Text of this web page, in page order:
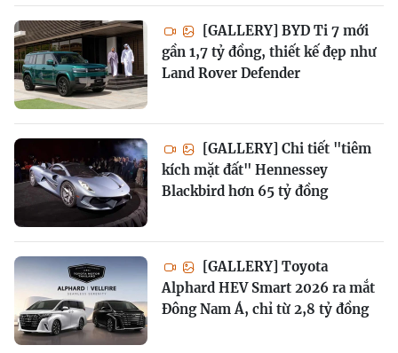
[GALLERY] BYD Ti 7 mới
gần 1,7 tỷ đồng, thiết kế đẹp như
Land Rover Defender
[GALLERY] Chi tiết "tiêm
kích mặt đất" Hennessey
Blackbird hơn 65 tỷ đồng
[GALLERY] Toyota
Alphard HEV Smart 2026 ra mắt
Đông Nam Á, chỉ từ 2,8 tỷ đồng